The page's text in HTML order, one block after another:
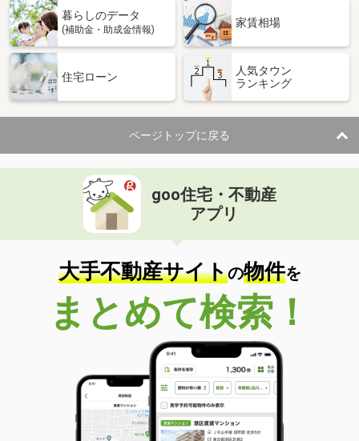
暮らしのデータ
(補助金・助成金情報)
家賃相場
住宅ローン
人気タウン
ランキング
ページトップに戻る
goo住宅・不動産
アプリ
大手不動産サイトの物件を
まとめて検索！